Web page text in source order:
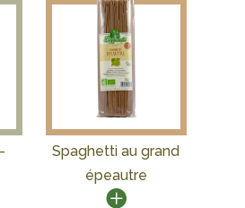
Spaghetti au grand
épeautre